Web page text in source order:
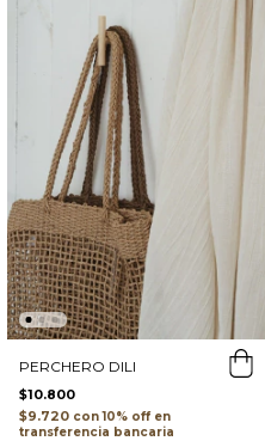
PERCHERO DILI
$10.800
$9.720 con
transferencia bancaria